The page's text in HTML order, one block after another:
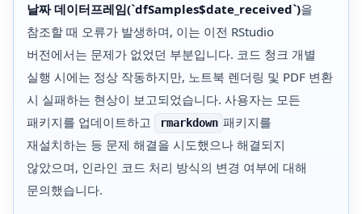
날짜 데이터프레임(`dfSamples$date_received`)을
참조할 때 오류가 발생하며, 이는 이전 RStudio
버전에서는 문제가 없었던 부분입니다. 코드 청크 개별
실행 시에는 정상 작동하지만, 노트북 렌더링 및 PDF 변환
시 실패하는 현상이 보고되었습니다. 사용자는 모든
패키지를 업데이트하고
rmarkdown 패키지를
재설치하는 등 문제 해결을 시도했으나 해결되지
않았으며, 인라인 코드 처리 방식의 변경 여부에 대해
문의했습니다.